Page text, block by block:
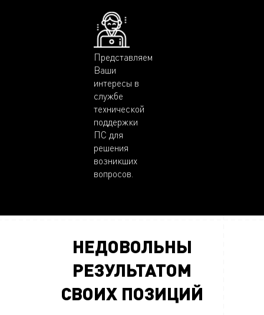
Представляем
Ваши
интересы в
службе
технической
поддержки
ПС для
решения
возникших
вопросов.
НЕДОВОЛЬНЫ
РЕЗУЛЬТАТОМ
СВОИХ ПОЗИЦИЙ